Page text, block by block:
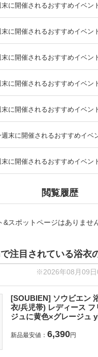
に開催されるおすすめイベン
に開催されるおすすめイベン
に開催されるおすすめイベン
に開催されるおすすめイベン
に開催されるおすすめイベン
週末に開催されるおすすめイベ
に開催されるおすすめイベン
閲覧履歴
スポットページはありません
注目されている浴衣
※2026年08月09日
[SOUBIEN] ソウビエン
衣/兵児帯) レディース
ジュに黄色×グレージュ
新品最安値： 6,390円